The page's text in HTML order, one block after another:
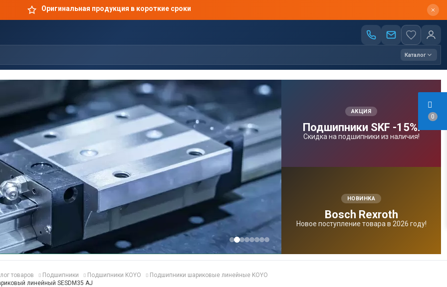
0
Оригинальная продукция в короткие сроки
Каталог
АКЦИЯ
Подшипники SKF -15%!
Скидка на подшипники из наличия!
НОВИНКА
Bosсh Rexroth
Новое поступление товара в 2026 году!
товаров Подшипники Подшипники KOYO
Подшипники шариковые линейные KOYO
линейный SESDM35 AJ